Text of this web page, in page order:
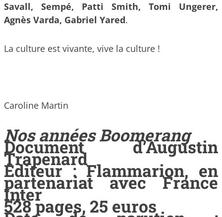
Savall, Sempé, Patti Smith, Tomi Ungerer,
Agnès Varda, Gabriel Yared.
La culture est vivante, vive la culture !
Caroline Martin
Nos années Boomerang
Document d’Augustin
Trapenard
Editeur : Flammarion, en
partenariat avec France
Inter
528 pages, 25 euros